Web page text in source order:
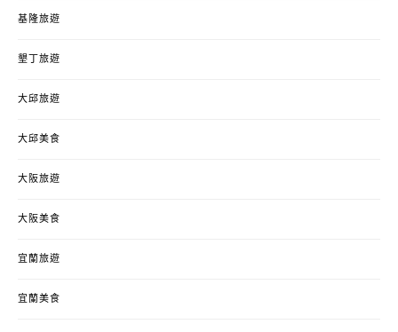
基隆旅遊
墾丁旅遊
大邱旅遊
大邱美食
大阪旅遊
大阪美食
宜蘭旅遊
宜蘭美食